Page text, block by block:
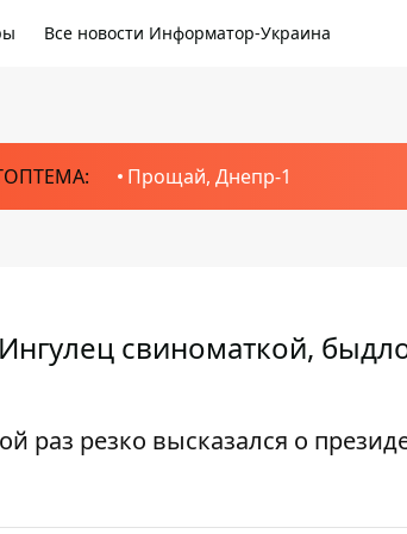
Все новости Информатор-Украина
Прощай, Днепр-1
свиноматкой,
раз резко высказался о